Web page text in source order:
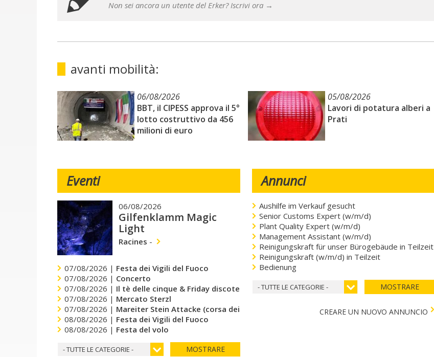
Non sei ancora un utente del Erker? Iscrivi ora →
avanti mobilità:
06/08/2026
BBT, il CIPESS approva il 5°
lotto costruttivo da 456
milioni di euro
05/08/2026
Lavori di potatura alberi a
Prati
Eventi
06/08/2026
Gilfenklamm Magic
Light
Racines -
07/08/2026 | Festa dei Vigili del Fuoco
07/08/2026 | Concerto
07/08/2026 | Il tè delle cinque & Friday discoteca del cuore
07/08/2026 | Mercato Sterzl
07/08/2026 | Mareiter Stein Attacke (corsa dei bambini)
08/08/2026 | Festa dei Vigili del Fuoco
08/08/2026 | Festa del volo
- TUTTE LE CATEGORIE - MOSTRARE
Annunci
Aushilfe im Verkauf gesucht
Senior Customs Expert (w/m/d)
Plant Quality Expert (w/m/d)
Management Assistant (w/m/d)
Reinigungskraft für unser Bürogebäude in Teilzeit
Reinigungskraft (w/m/d) in Teilzeit
Bedienung
- TUTTE LE CATEGORIE - MOSTRARE
CREARE UN NUOVO ANNUNCIO